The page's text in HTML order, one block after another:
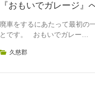
『おもいでガレージ』
廃車をするにあたって最初の
とです。 おもいでガレー…
久慈郡